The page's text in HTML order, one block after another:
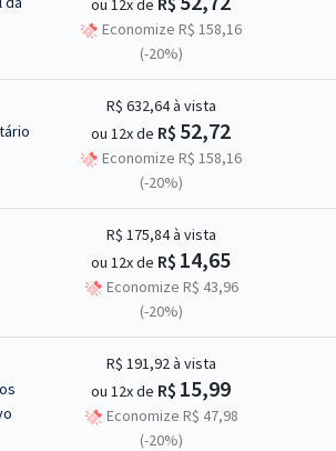
ou 12x de
Economize R$ 158,16
(-20%)
R$ 632,64à vista
ou 12x de R$ 52,72
Economize R$ 158,16
(-20%)
R$ 175,84à vista
ou 12x de R$ 14,65
Economize R$ 43,96
(-20%)
R$ 191,92à vista
ou 12x de R$ 15,99
Economize R$ 47,98
(-20%)